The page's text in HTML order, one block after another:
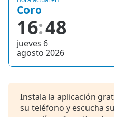
Color
Opacity
Text
Background
Color
Coro
16 48
jueves 6
agosto 2026
Instala la aplicación
su teléfono y escucha